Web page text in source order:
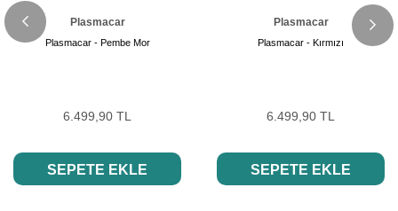
Plasmacar
Plasmacar - Pembe Mor
6.499,90 TL
SEPETE EKLE
Plasmacar
Plasmacar - Kırmızı
6.499,90 TL
SEPETE EKLE